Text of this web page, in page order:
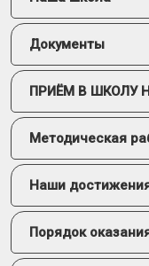
Документы
ПРИЁМ В ШКОЛУ
Методическая
Наши
Порядок